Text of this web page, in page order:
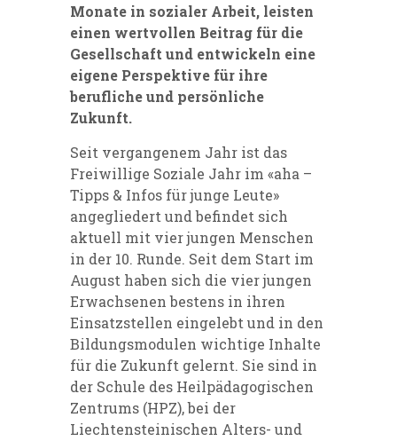
Monate in sozialer Arbeit, leisten
einen wertvollen Beitrag für die
Gesellschaft und entwickeln eine
eigene Perspektive für ihre
berufliche und persönliche
Zukunft.
Seit vergangenem Jahr ist das
Freiwillige Soziale Jahr im «aha –
Tipps & Infos für junge Leute»
angegliedert und befindet sich
aktuell mit vier jungen Menschen
in der 10. Runde. Seit dem Start im
August haben sich die vier jungen
Erwachsenen bestens in ihren
Einsatzstellen eingelebt und in den
Bildungsmodulen wichtige Inhalte
für die Zukunft gelernt. Sie sind in
der Schule des Heilpädagogischen
Zentrums (HPZ), bei der
Liechtensteinischen Alters- und